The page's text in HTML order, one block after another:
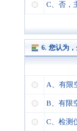
C、否，
6. 您认为
A、有限
B、有限
C、检测